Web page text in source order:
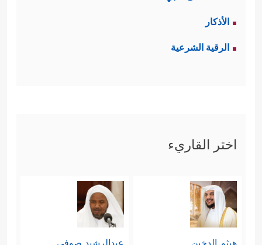
الأذكار
الرقية الشرعية
اختر القاريء
هيثم الدخين عبدالرشيد صوفي